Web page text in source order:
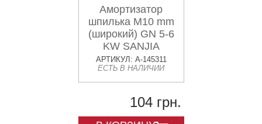
Амортизатор
шпилька М10 mm
(широкий) GN 5-6
KW SANJIA
АРТИКУЛ: A-145311
ЕСТЬ В НАЛИЧИИ
104 грн.